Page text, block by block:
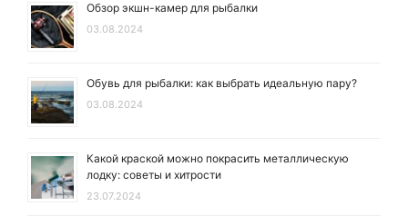
Обзор экшн-камер для рыбалки
03.08.2024
Обувь для рыбалки: как выбрать идеальную пару?
03.08.2024
Какой краской можно покрасить металлическую
лодку: советы и хитрости
23.07.2024